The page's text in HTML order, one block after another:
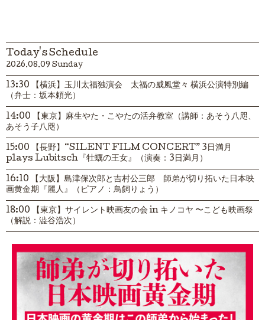
Today's Schedule
2026.08.09 Sunday
13:30 【横浜】玉川太福独演会 太福の威風堂々 横浜公演特別編
（弁士：坂本頼光）
14:00 【東京】麻生やた・こやたの活弁教室（講師：あそう八咫、
あそう子八咫）
15:00 【長野】“SILENT FILM CONCERT” 3日満月
plays Lubitsch『牡蠣の王女』（演奏：3日満月）
16:10 【大阪】島津保次郎と吉村公三郎 師弟が切り拓いた日本映
画黄金期『麗人』（ピアノ：鳥飼りょう）
18:00 【東京】サイレント映画友の会 in キノコヤ 〜こども映画祭
（解説：澁谷浩次）